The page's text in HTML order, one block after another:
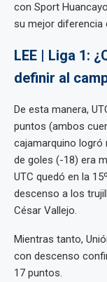
con Sport
su mejor diferencia
LEE | Liga 1:
definir al
De esta manera,
puntos (ambos
cajamarquino logró
de goles (-18) era
UTC quedó en la
descenso a los
César Vallejo.
Mientras tanto,
con descenso
17 puntos.